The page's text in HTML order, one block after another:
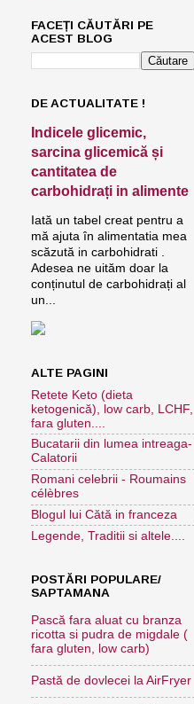
FACEȚI CĂUTĂRI PE
ACEST BLOG
DE ACTUALITATE !
Indicele glicemic,
sarcina glicemică și
cantitatea de
carbohidrați in alimente
Iată un tabel creat pentru a
mă ajuta în alimentatia mea
scăzută in carbohidrati .
Adesea ne uităm doar la
conținutul de carbohidrați al
un...
ALTE PAGINI
Retete Keto (dieta
ketogenică), low carb, LCHF,
fara gluten....
Bucatarii din lumea intreaga-
Calatorii
Romani celebrii - Roumains
célèbres
Blogul lui Cătă in franceza
Legende, Traditii si altele....
POSTĂRI POPULARE/
SAPTAMANA
Pască fara aluat cu branza
ricotta si pudra de migdale (
fara gluten, low carb)
Pastă de dovlecei la AirFryer